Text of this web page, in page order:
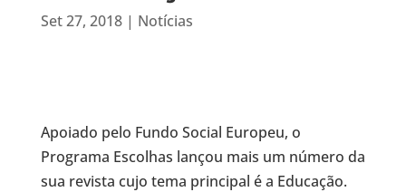
Set 27, 2018| Notícias
Apoiado pelo Fundo Social Europeu, o
Programa Escolhas lançou mais um número da
sua revista cujo tema principal é a Educação.